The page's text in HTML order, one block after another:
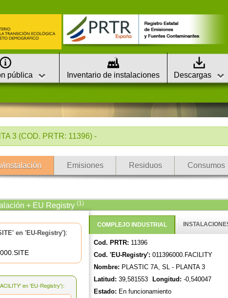
pública Inventario de instalaciones Descargas
3 (COD. PRTR: 11396) -
instalación Emisiones Residuos Consumos
+ EU Registry (1)
en 'EU-Registry'):
en 'EU-Registry'):
COMPLEJO INDUSTRIAL
Cod. PRTR: 11396
Cod. 'EU-Registry': 011396000.FACILITY
Nombre: PLASTIC 7A, SL - PLANTA 3
Latitud: 39,581553 Longitud: -0,540047
Estado: En funcionamiento